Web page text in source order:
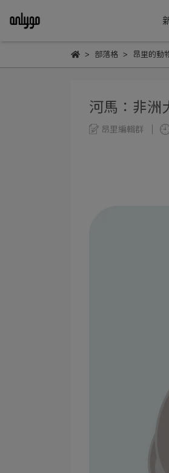
部落格 昂里的動
河馬：非洲
昂里編輯群